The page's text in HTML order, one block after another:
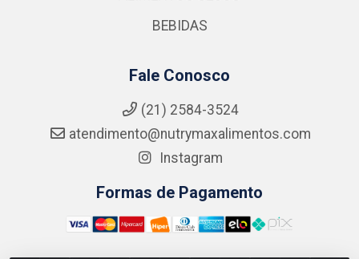
BEBIDAS
Fale Conosco
(21) 2584-3524
atendimento@nutrymaxalimentos.com
Instagram
Formas de Pagamento